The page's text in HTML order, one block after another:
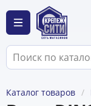
Каталог товаров